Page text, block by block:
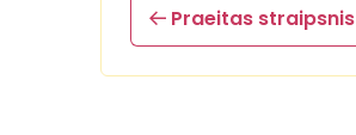
Praeitas straipsnis